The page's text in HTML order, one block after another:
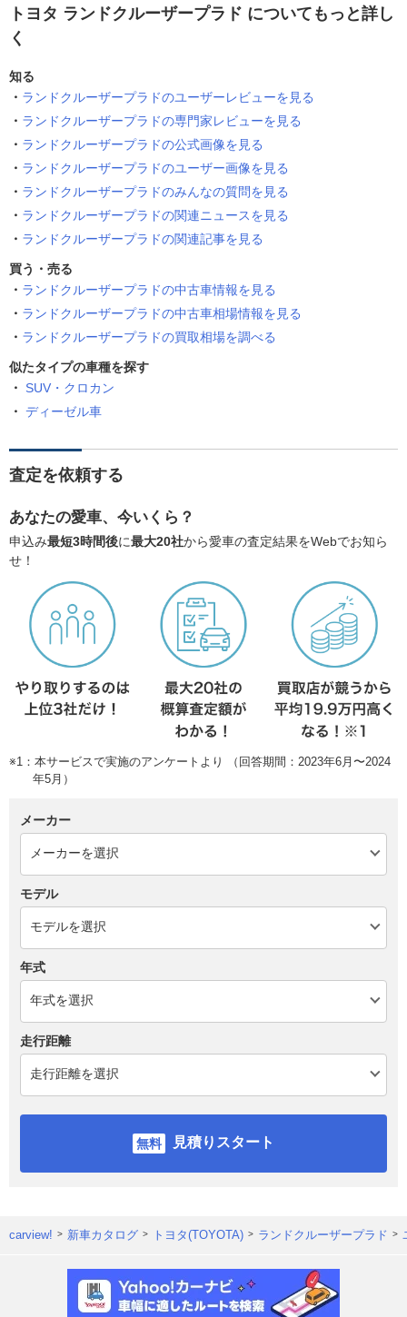
トヨタ ランドクルーザープラド についてもっと詳し
く
知る
ランドクルーザープラドのユーザーレビューを見る
ランドクルーザープラドの専門家レビューを見る
ランドクルーザープラドの公式画像を見る
ランドクルーザープラドのユーザー画像を見る
ランドクルーザープラドのみんなの質問を見る
ランドクルーザープラドの関連ニュースを見る
ランドクルーザープラドの関連記事を見る
買う・売る
ランドクルーザープラドの中古車情報を見る
ランドクルーザープラドの中古車相場情報を見る
ランドクルーザープラドの買取相場を調べる
似たタイプの車種を探す
SUV・クロカン
ディーゼル車
査定を依頼する
あなたの愛車、今いくら？
申込み最短3時間後に最大20社から愛車の査定結果をWebでお知ら
せ！
※1：本サービスで実施のアンケートより （回答期間：2023年6月〜2024
年5月）
メーカー
モデル
年式
走行距離
見積りスタート
carview! 新車カタログ トヨタ(TOYOTA) ランドクルーザープラド